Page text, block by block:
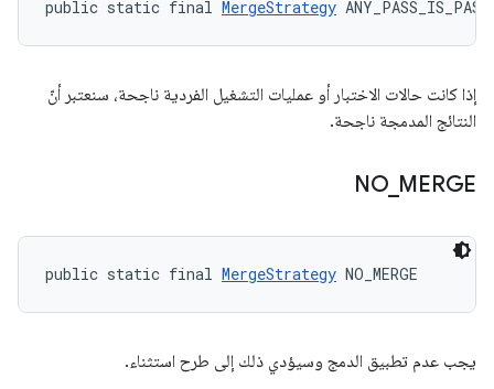
public static final MergeStrategy ANY_PASS_IS_PASS
إذا كانت حالات الاختبار أو عمليات التشغيل الفردية ناجحة، سنعتبر أنّ
النتائج المدمجة ناجحة.
NO_ MERGE
public static final MergeStrategy NO_MERGE
يجب عدم تطبيق الدمج وسيؤدي ذلك إلى طرح استثناء.